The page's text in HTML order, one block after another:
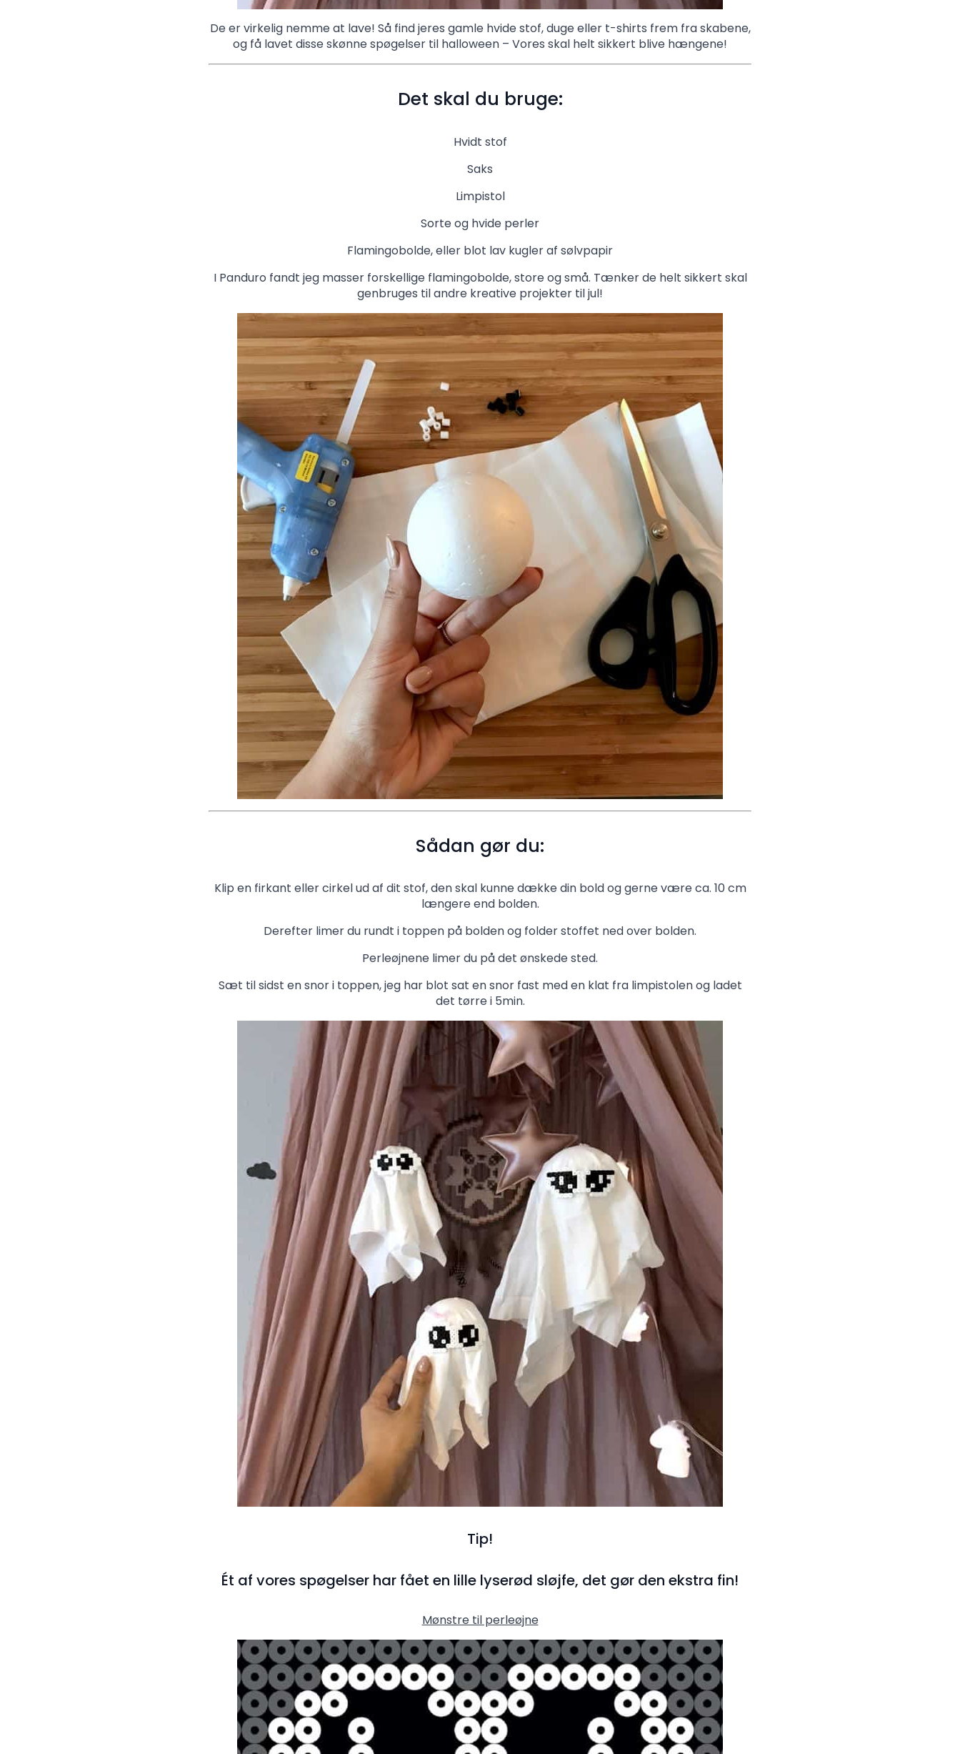
De er virkelig nemme at lave! Så find jeres gamle hvide stof, duge eller t-shirts frem fra skabene,
og få lavet disse skønne spøgelser til halloween – Vores skal helt sikkert blive hængene!
Det skal du bruge:
Hvidt stof
Saks
Limpistol
Sorte og hvide perler
Flamingobolde, eller blot lav kugler af sølvpapir
I Panduro fandt jeg masser forskellige flamingobolde, store og små. Tænker de helt sikkert skal
genbruges til andre kreative projekter til jul!
Sådan gør du:
Klip en firkant eller cirkel ud af dit stof, den skal kunne dække din bold og gerne være ca. 10 cm
længere end bolden.
Derefter limer du rundt i toppen på bolden og folder stoffet ned over bolden.
Perleøjnene limer du på det ønskede sted.
Sæt til sidst en snor i toppen, jeg har blot sat en snor fast med en klat fra limpistolen og ladet
det tørre i 5min.
Tip!
Ét af vores spøgelser har fået en lille lyserød sløjfe, det gør den ekstra fin!
Mønstre til perleøjne